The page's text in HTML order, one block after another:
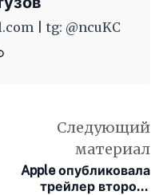
| tg: @ncuKC
Следующий
материал
Apple опубликовала
трейлер второго